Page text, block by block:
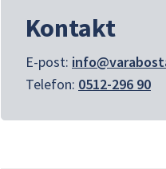
Kontakt
E-post:
Telefon: 0512-296 90